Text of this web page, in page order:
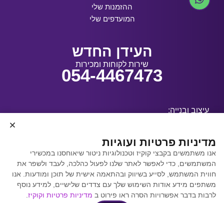
ההזמנות שלי
המועדפים שלי
העידן החדש
שירות לקוחות ומכירות
054-4467473
עיצוב ובנייה:
קידום אתרים באמצעות
Y.Y. Digital
מדיניות פרטיות ועוגיות
אנו משתמשים בקבצי קוקיז וטכנולוגיות ניטור שיאוחסנו במכשירי
המשתמשים, כדי לאפשר לאתר שלנו לפעול כהלכה, לעבד ולשפר את
חווית המשתמש, לסייע בשיווק ובהתאמה אישית של תוכן ומודעות. אנו
משתפים מידע אודות השימוש שלך עם צדדים שלישיים, למידע נוסף
לרבות בדבר אפשרויות הסרה ראו פירוט ב מדיניות פרטיות וקוקיז